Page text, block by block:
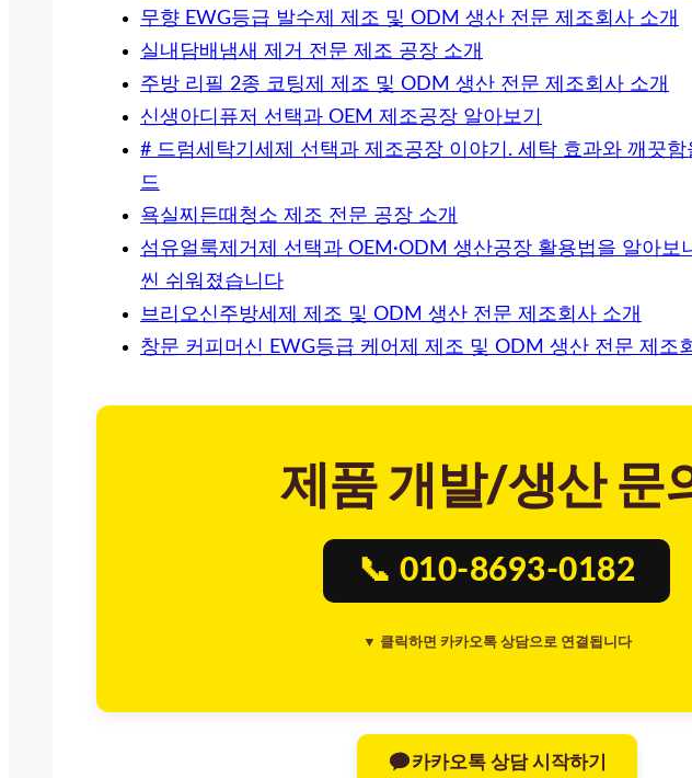
무향 EWG등급 발수제 제조 및 ODM 생산 전문 제조회사 소개
실내담배냄새 제거 전문 제조 공장 소개
주방 리필 2종 코팅제 제조 및 ODM 생산 전문 제조회사 소개
신생아디퓨저 선택과 OEM 제조공장 알아보기
# 드럼세탁기세제 선택과 제조공장 이야기. 세탁 효과와 깨끗함
드
욕실찌든때청소 제조 전문 공장 소개
섬유얼룩제거제 선택과 OEM·ODM 생산공장 활용법을 알아보
씬 쉬워졌습니다
브리오신주방세제 제조 및 ODM 생산 전문 제조회사 소개
창문 커피머신 EWG등급 케어제 제조 및 ODM 생산 전문 제조
제품 개발/생산 문
📞 010-8693-0182
▼ 클릭하면 카카오톡 상담으로 연결됩니다
카카오톡 상담 시작하기